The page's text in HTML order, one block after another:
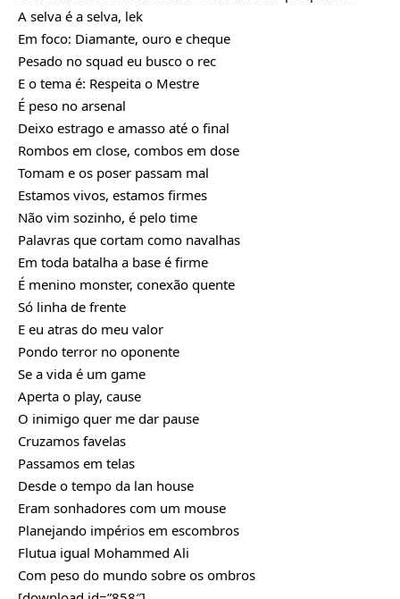
A selva é a selva, lek
Em foco: Diamante, ouro e cheque
Pesado no squad eu busco o rec
E o tema é: Respeita o Mestre
É peso no arsenal
Deixo estrago e amasso até o final
Rombos em close, combos em dose
Tomam e os poser passam mal
Estamos vivos, estamos firmes
Não vim sozinho, é pelo time
Palavras que cortam como navalhas
Em toda batalha a base é firme
É menino monster, conexão quente
Só linha de frente
E eu atras do meu valor
Pondo terror no oponente
Se a vida é um game
Aperta o play, cause
O inimigo quer me dar pause
Cruzamos favelas
Passamos em telas
Desde o tempo da lan house
Eram sonhadores com um mouse
Planejando impérios em escombros
Flutua igual Mohammed Ali
Com peso do mundo sobre os ombros